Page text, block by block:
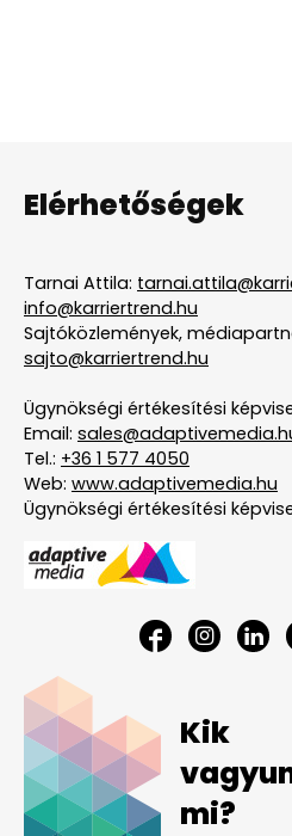
Elérhetőségek
Tarnai Attila:
info@karriertrend.hu
Sajtóközlemények,
sajto@karriertrend.hu
Ügynökségi értékesítési
Email:
Tel.: +36 1 577 4050
Web: www.adaptivemedia.hu
Ügynökségi értékesítési
Kik
mi?